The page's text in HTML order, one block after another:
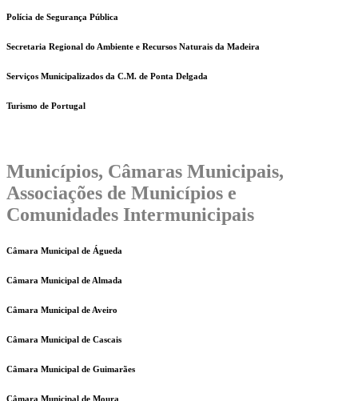
Polícia de Segurança Pública
Secretaria Regional do Ambiente e Recursos Naturais da Madeira
Serviços Municipalizados da C.M. de Ponta Delgada
Turismo de Portugal
Municípios, Câmaras Municipais,
Associações de Municípios e
Comunidades Intermunicipais
Câmara Municipal de Águeda
Câmara Municipal de Almada
Câmara Municipal de Aveiro
Câmara Municipal de Cascais
Câmara Municipal de Guimarães
Câmara Municipal de Moura